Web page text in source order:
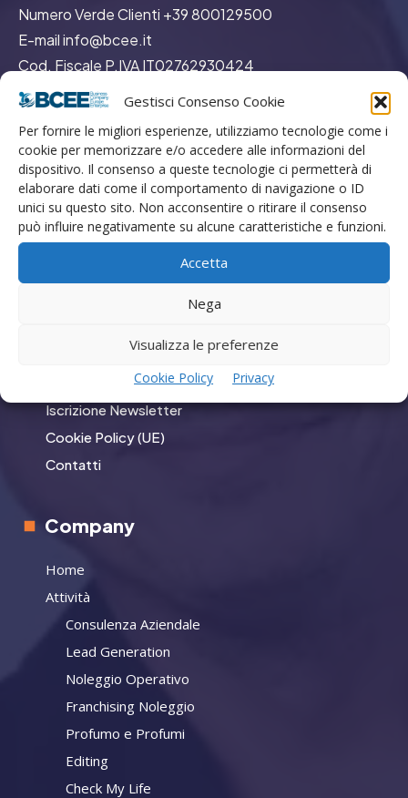
Gestisci Consenso Cookie
Per fornire le migliori esperienze, utilizziamo tecnologie come i
cookie per memorizzare e/o accedere alle informazioni del
dispositivo. Il consenso a queste tecnologie ci permetterà di
elaborare dati come il comportamento di navigazione o ID
unici su questo sito. Non acconsentire o ritirare il consenso
può influire negativamente su alcune caratteristiche e funzioni.
Accetta
Nega
Visualizza le preferenze
Cookie Policy Privacy
Numero Verde Clienti +39 800129500
E-mail info@bcee.it
Cod. Fiscale P.IVA IT02762930424
Cap. Sociale 500.000,00 euro
GO
Termini Utilizzo
Iscrizione Newsletter
Cookie Policy (UE)
Contatti
Company
Home
Attività
Consulenza Aziendale
Lead Generation
Noleggio Operativo
Franchising Noleggio
Profumo e Profumi
Editing
Check My Life